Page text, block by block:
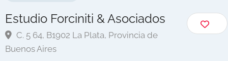
Estudio Forciniti & Asociados
C. 5 64, B1902 La Plata, Provincia de
Buenos Aires